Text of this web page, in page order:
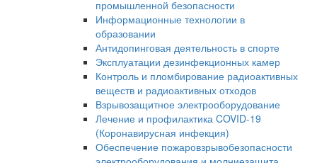
промышленной безопасности
Информационные технологии в
образовании
Антидопинговая деятельность в спорте
Эксплуатации дезинфекционных камер
Контроль и пломбирование радиоактивных
веществ и радиоактивных отходов
Взрывозащитное электрооборудование
Лечение и профилактика COVID-19
(Коронавирусная инфекция)
Обеспечение пожаровзрывобезопасности